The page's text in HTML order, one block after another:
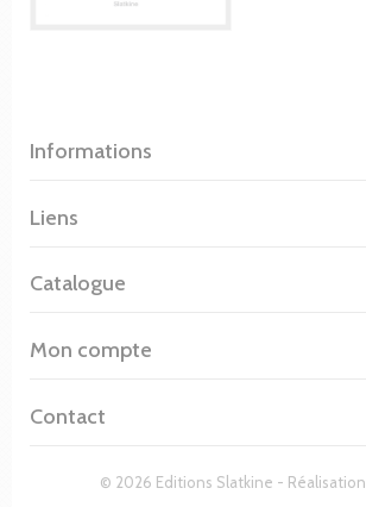
Informations
© 2026 Editions Slatkine - Réalisation
Liens
Catalogue
Mon compte
Contact